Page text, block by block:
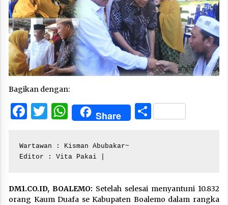
Bagikan dengan:
Facebook
Twitter
WhatsApp
Share Share
Wartawan : Kisman Abubakar~
Editor : Vita Pakai |
DM1.CO.ID, BOALEMO: Setelah selesai menyantuni 10.832
orang Kaum Duafa se Kabupaten Boalemo dalam rangka